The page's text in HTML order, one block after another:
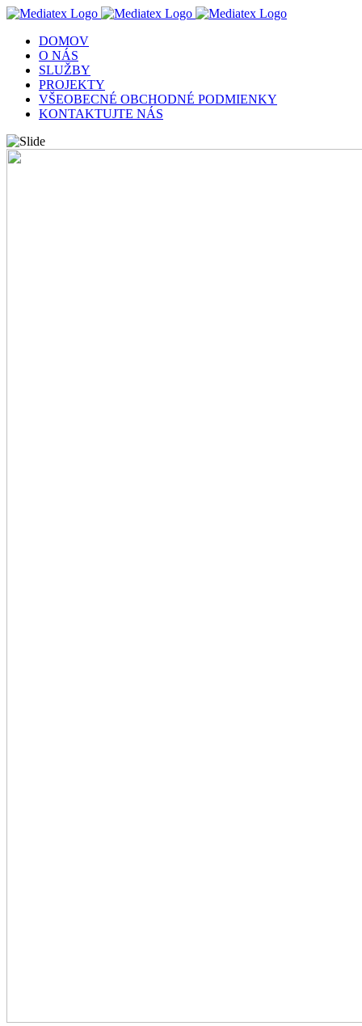
Skip
contentDOMOV
O NÁS
SLUŽBY
PROJEKTY
VŠEOBECNÉ OBCHODNÉ PODMIENKY
KONTAKTUJTE NÁS